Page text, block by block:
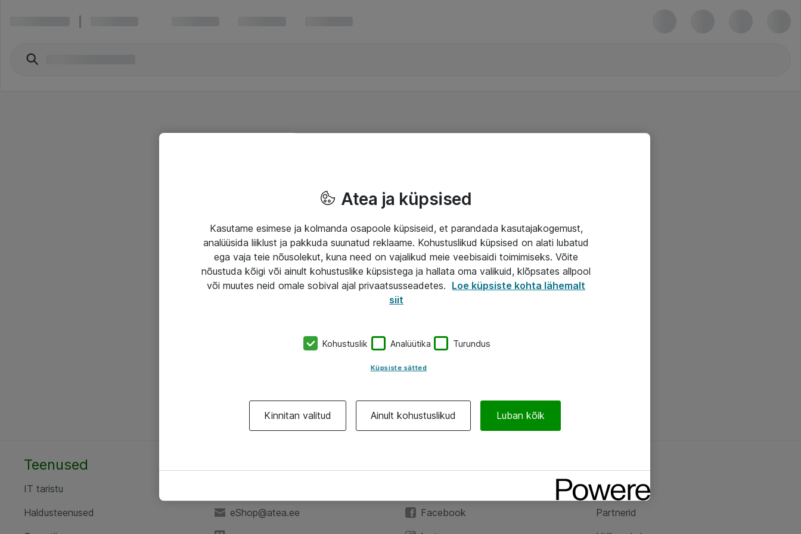
Teenused
IT taristu
Haldusteenused
eShop@atea.ee
Facebook
Ateast
Partnerid
Atea ja küpsised
Kasutame esimese ja kolmanda osapoole küpsiseid, et parandada kasutajakogemust,
analüüsida liiklust ja pakkuda suunatud reklaame. Kohustuslikud küpsised on alati lubatud
ega vaja teie nõusolekut, kuna need on vajalikud meie veebisaidi toimimiseks. Võite
nõustuda kõigi või ainult kohustuslike küpsistega ja hallata oma valikuid, klõpsates allpool
või muutes neid omale sobival ajal privaatsusseadetes. Loe küpsiste kohta lähemalt
siit
Kohustuslik Analüütika Turundus
Küpsiste sätted
Kinnitan valitud Ainult kohustuslikud Luban kõik